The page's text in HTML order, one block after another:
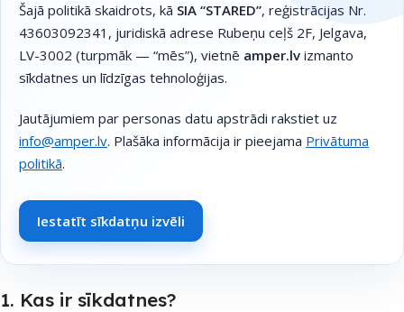
Šajā politikā skaidrots, kā SIA “STARED”, reģistrācijas Nr.
43603092341, juridiskā adrese Rubeņu ceļš 2F, Jelgava,
LV-3002 (turpmāk — “mēs”), vietnē amper.lv izmanto
sīkdatnes un līdzīgas tehnoloģijas.
Jautājumiem par personas datu apstrādi rakstiet uz
info@amper.lv. Plašāka informācija ir pieejama Privātuma
politikā.
Iestatīt sīkdatņu izvēli
1. Kas ir sīkdatnes?